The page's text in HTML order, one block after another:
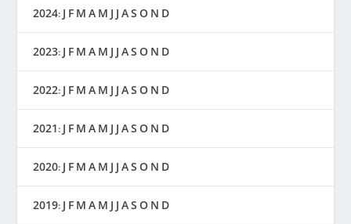
2024: J F M A M J J AS O N D
2023: J F M A M J J AS O N D
2022: J F M A M J J AS O N D
2021: J F M A M J J AS O N D
2020: J F M A M J J AS O N D
2019: J F M A M J J AS O N D